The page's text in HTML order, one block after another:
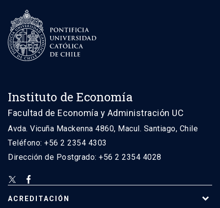
Instituto de Economía
Facultad de Economía y Administración UC
Avda. Vicuña Mackenna 4860, Macul. Santiago, Chile
Teléfono: +56 2 2354 4303
Dirección de Postgrado: +56 2 2354 4028
ACREDITACIÓN